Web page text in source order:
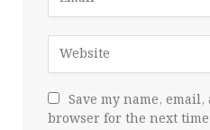
Save my name,
browser for the next